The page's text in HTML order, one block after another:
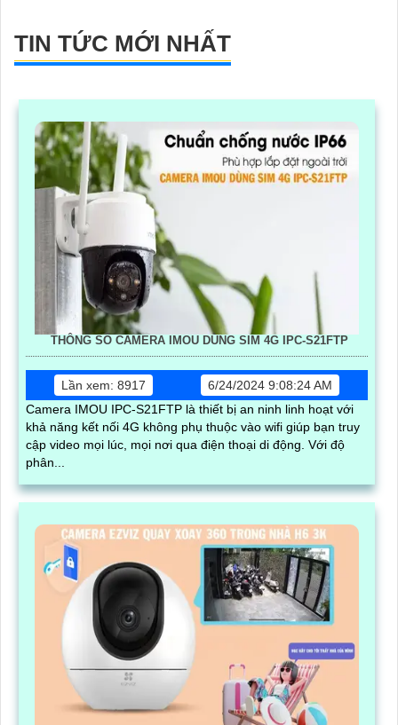
TIN TỨC MỚI NHẤT
THÔNG SỐ CAMERA IMOU DÙNG SIM 4G IPC-S21FTP
Lần xem: 8917
6/24/2024 9:08:24 AM
Camera IMOU IPC-S21FTP là thiết bị an ninh linh hoạt với
khả năng kết nối 4G không phụ thuộc vào wifi giúp bạn truy
cập video mọi lúc, mọi nơi qua điện thoại di động. Với độ
phân...